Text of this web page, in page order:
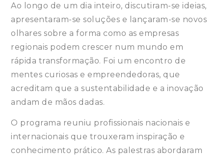
Ao longo de um dia inteiro, discutiram-se ideias,
apresentaram-se soluções e lançaram-se novos
olhares sobre a forma como as empresas
regionais podem crescer num mundo em
rápida transformação. Foi um encontro de
mentes curiosas e empreendedoras, que
acreditam que a sustentabilidade e a inovação
andam de mãos dadas.
O programa reuniu profissionais nacionais e
internacionais que trouxeram inspiração e
conhecimento prático. As palestras abordaram